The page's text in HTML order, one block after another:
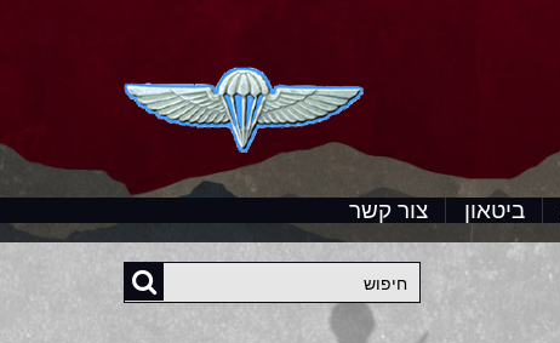
ביטאון צור קשר
חיפוש